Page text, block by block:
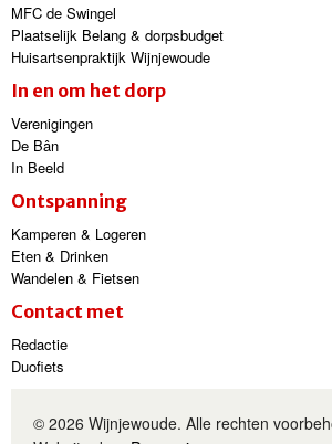
MFC de Swingel
Plaatselijk Belang & dorpsbudget
Huisartsenpraktijk Wijnjewoude
In en om het dorp
Verenigingen
De Bân
In Beeld
Ontspanning
Kamperen & Logeren
Eten & Drinken
Wandelen & Fietsen
Contact met
Redactie
Duofiets
© 2026 Wijnjewoude. Alle rechten